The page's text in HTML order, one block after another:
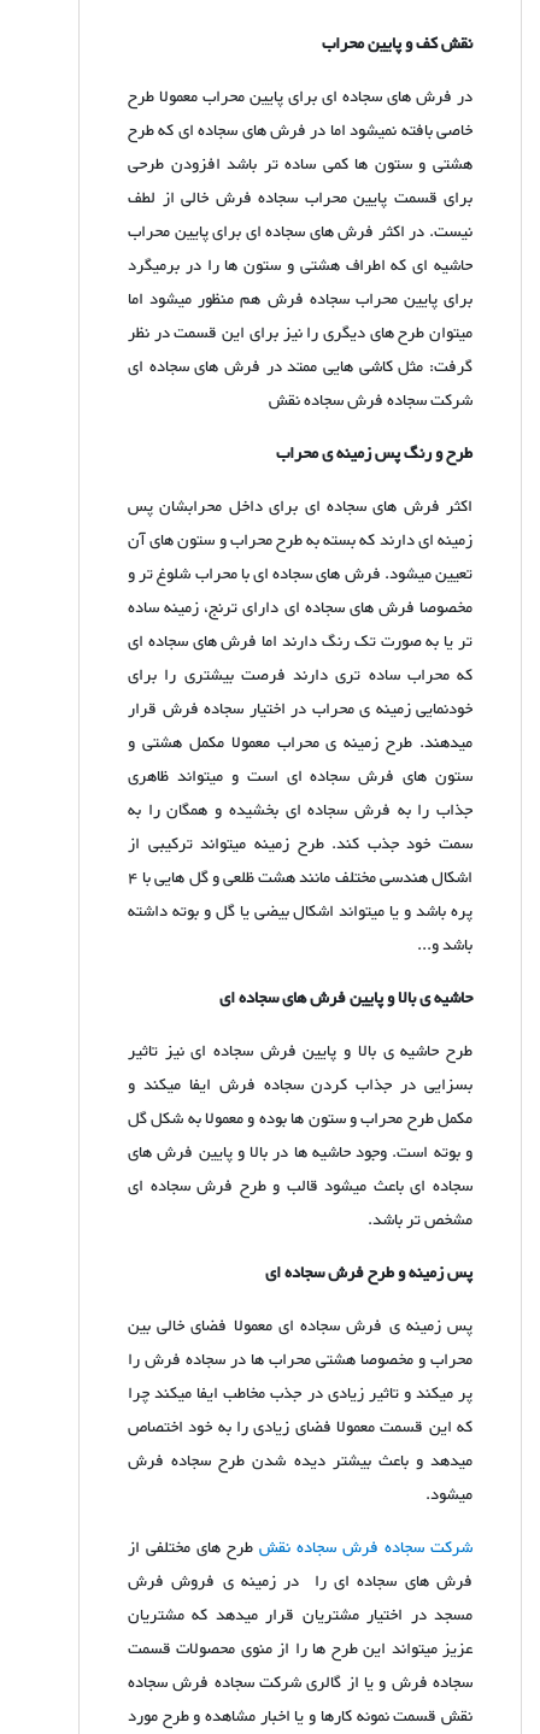
نقش کف و پایین محراب
در فرش های سجاده ای برای پایین محراب معمولا طرح
خاصی بافته نمیشود اما در فرش های سجاده ای که طرح
هشتی و ستون ها کمی ساده تر باشد افزودن طرحی
برای قسمت پایین محراب سجاده فرش خالی از لطف
نیست. در اکثر فرش های سجاده ای برای پایین محراب
حاشیه ای که اطراف هشتی و ستون ها را در برمیگرد
برای پایین محراب سجاده فرش هم منظور میشود اما
میتوان طرح های دیگری را نیز برای این قسمت در نظر
گرفت: مثل کاشی هایی ممتد در فرش های سجاده ای
شرکت سجاده فرش سجاده نقش
طرح و رنگ پس زمینه ی محراب
اکثر فرش های سجاده ای برای داخل محرابشان پس
زمینه ای دارند که بسته به طرح محراب و ستون های آن
تعیین میشود. فرش های سجاده ای با محراب شلوغ تر و
مخصوصا فرش های سجاده ای دارای ترنج، زمینه ساده
تر یا به صورت تک رنگ دارند اما فرش های سجاده ای
که محراب ساده تری دارند فرصت بیشتری را برای
خودنمایی زمینه ی محراب در اختیار سجاده فرش قرار
میدهند. طرح زمینه ی محراب معمولا مکمل هشتی و
ستون های فرش سجاده ای است و میتواند ظاهری
جذاب را به فرش سجاده ای بخشیده و همگان را به
سمت خود جذب کند. طرح زمینه میتواند ترکیبی از
اشکال هندسی مختلف مانند هشت ظلعی و گل هایی با 4
پره باشد و یا میتواند اشکال بیضی یا گل و بوته داشته
باشد و...
حاشیه ی بالا و پایین فرش های سجاده ای
طرح حاشیه ی بالا و پایین فرش سجاده ای نیز تاثیر
بسزایی در جذاب کردن سجاده فرش ایفا میکند و
مکمل طرح محراب و ستون ها بوده و معمولا به شکل گل
و بوته است. وجود حاشیه ها در بالا و پایین فرش های
سجاده ای باعث میشود قالب و طرح فرش سجاده ای
مشخص تر باشد.
پس زمینه و طرح فرش سجاده ای
پس زمینه ی فرش سجاده ای معمولا فضای خالی بین
محراب و مخصوصا هشتی محراب ها در سجاده فرش را
پر میکند و تاثیر زیادی در جذب مخاطب ایفا میکند چرا
که این قسمت معمولا فضای زیادی را به خود اختصاص
میدهد و باعث بیشتر دیده شدن طرح سجاده فرش
میشود.
شرکت سجاده فرش سجاده نقشطرح های مختلفی از
فرش های سجاده ای را در زمینه ی فروش فرش
مسجد در اختیار مشتریان قرار میدهد که مشتریان
عزیز میتواند این طرح ها را از منوی محصولات قسمت
سجاده فرش و یا از گالری شرکت سجاده فرش سجاده
نقش قسمت نمونه کارها و یا اخبار مشاهده و طرح مورد